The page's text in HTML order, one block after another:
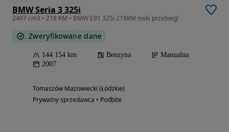
BMW Seria 3 325i
2497 cm3 • 218 KM • BMW E91 325i 218KM niski przebieg!
Zweryfikowane dane
144 154 km Benzyna
Manualna
2007
Tomaszów Mazowiecki (Łódzkie)
Prywatny sprzedawca • Podbite